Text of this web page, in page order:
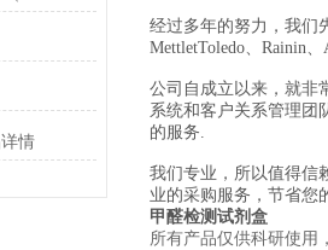
情
经过多年的努力，我们
MettletToledo、Rainin
公司自成立以来，就非
系统和客户关系管理团
的服务.
我们专业，所以值得信
业的采购服务，节省您
甲醛检测试剂盒
所有产品仅供科研使用